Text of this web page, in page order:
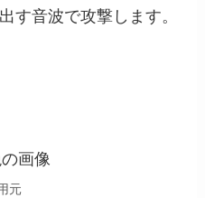
す音波で攻撃します。
元